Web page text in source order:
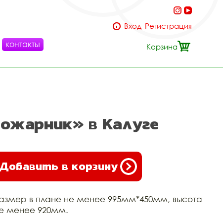
контакты
Вход Регистрация
Корзина
в Калуге
в корзину
в плане не менее 995мм*450мм, высота
менее 920мм.